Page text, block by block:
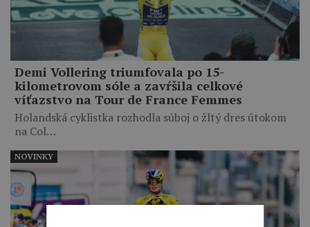
Demi Vollering triumfovala po 15-
kilometrovom sóle a zavŕšila celkové
víťazstvo na Tour de France Femmes
Holandská cyklistka rozhodla súboj o žltý dres útokom
na Col…
NOVINKY